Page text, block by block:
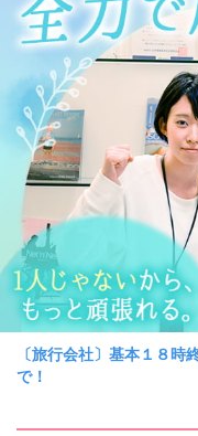
〔旅行会社〕基本１８時
で！